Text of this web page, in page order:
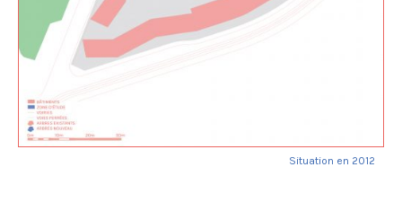
Situation en 2012